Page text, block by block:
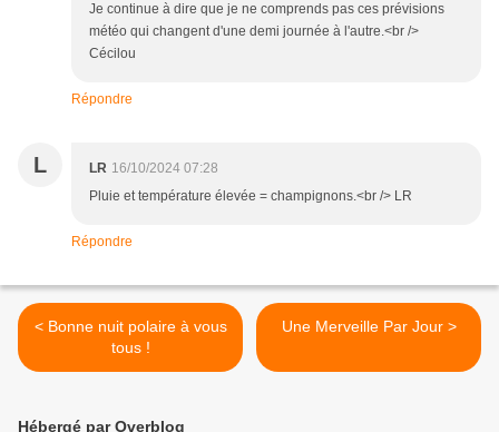
Je continue à dire que je ne comprends pas ces prévisions
météo qui changent d'une demi journée à l'autre.<br />
Cécilou
Répondre
L LR 16/10/2024 07:28
Pluie et température élevée = champignons.<br /> LR
Répondre
< Bonne nuit polaire à vous
tous !
Une Merveille Par Jour >
Hébergé par Overblog